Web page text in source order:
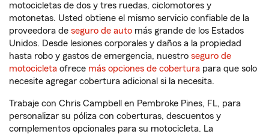
motocicletas de dos y tres ruedas, ciclomotores y
motonetas. Usted obtiene el mismo servicio confiable de la
proveedora de seguro de auto más grande de los Estados
Unidos. Desde lesiones corporales y daños a la propiedad
hasta robo y gastos de emergencia, nuestro seguro de
motocicleta ofrece más opciones de cobertura para que solo
necesite agregar cobertura adicional si la necesita.
Trabaje con Chris Campbell en Pembroke Pines, FL, para
personalizar su póliza con coberturas, descuentos y
complementos opcionales para su motocicleta. La